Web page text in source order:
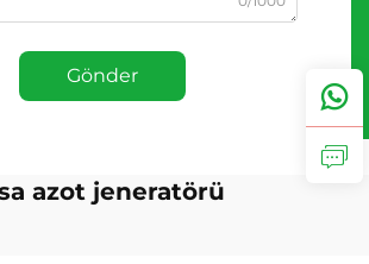
Gönder
azot jeneratörü